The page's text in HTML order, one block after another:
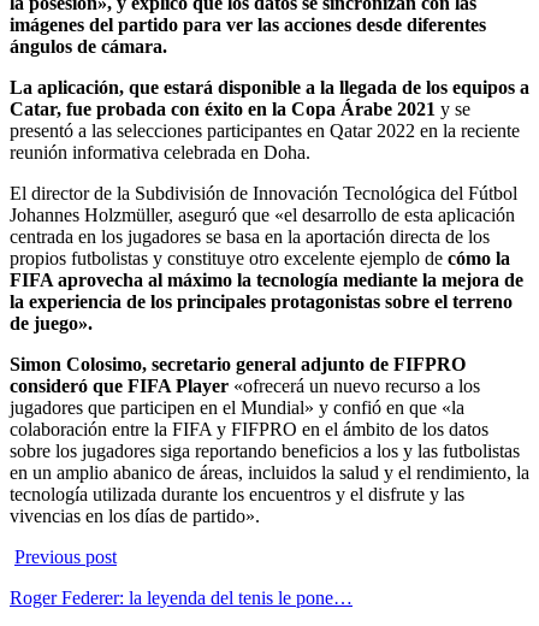
imágenes del partido para ver las acciones desde diferentes
ángulos de cámara.
La aplicación, que estará disponible a la llegada de los equipos a
Catar, fue probada con éxito en la Copa Árabe 2021 y se
presentó a las selecciones participantes en Qatar 2022 en la reciente
reunión informativa celebrada en Doha.
El director de la Subdivisión de Innovación Tecnológica del Fútbol
Johannes Holzmüller, aseguró que «el desarrollo de esta aplicación
centrada en los jugadores se basa en la aportación directa de los
propios futbolistas y constituye otro excelente ejemplo de cómo la
FIFA aprovecha al máximo la tecnología mediante la mejora de
la experiencia de los principales protagonistas sobre el terreno
de juego».
Simon Colosimo, secretario general adjunto de FIFPRO
consideró que FIFA Player «ofrecerá un nuevo recurso a los
jugadores que participen en el Mundial» y confió en que «la
colaboración entre la FIFA y FIFPRO en el ámbito de los datos
sobre los jugadores siga reportando beneficios a los y las futbolistas
en un amplio abanico de áreas, incluidos la salud y el rendimiento, la
tecnología utilizada durante los encuentros y el disfrute y las
vivencias en los días de partido».
Previous post
Roger Federer: la leyenda del tenis le pone…